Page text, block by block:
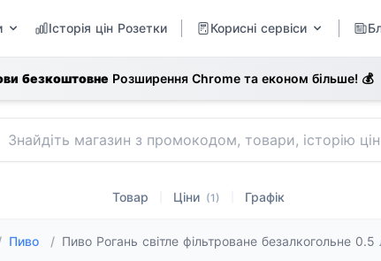
Історія цін Розетки Корисні сервіси
безкоштовне Розширення Chrome та економ більше! 💰
Товар Ціни (1) Графік
Пиво / Пиво Рогань світле фільтроване безалкогольне 0.5